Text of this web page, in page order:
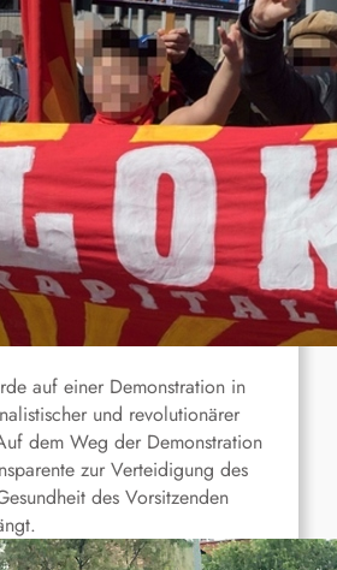
auf einer Demonstration in
und revolutionärer
dem Weg der Demonstration
zur Verteidigung des
des Vorsitzenden